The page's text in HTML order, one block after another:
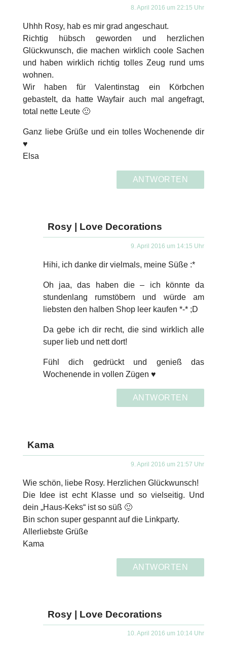
8. April 2016 um 22:15 Uhr
Uhhh Rosy, hab es mir grad angeschaut.
Richtig hübsch geworden und herzlichen
Glückwunsch, die machen wirklich coole Sachen
und haben wirklich richtig tolles Zeug rund ums
wohnen.
Wir haben für Valentinstag ein Körbchen
gebastelt, da hatte Wayfair auch mal angefragt,
total nette Leute 🙂
Ganz liebe Grüße und ein tolles Wochenende dir
♥
Elsa
ANTWORTEN
Rosy | Love Decorations
9. April 2016 um 14:15 Uhr
Hihi, ich danke dir vielmals, meine Süße :*
Oh jaa, das haben die – ich könnte da
stundenlang rumstöbern und würde am
liebsten den halben Shop leer kaufen *-* ;D
Da gebe ich dir recht, die sind wirklich alle
super lieb und nett dort!
Fühl dich gedrückt und genieß das
Wochenende in vollen Zügen ♥
ANTWORTEN
Kama
9. April 2016 um 21:57 Uhr
Wie schön, liebe Rosy. Herzlichen Glückwunsch!
Die Idee ist echt Klasse und so vielseitig. Und
dein „Haus-Keks“ ist so süß 🙂
Bin schon super gespannt auf die Linkparty.
Allerliebste Grüße
Kama
ANTWORTEN
Rosy | Love Decorations
10. April 2016 um 10:14 Uhr